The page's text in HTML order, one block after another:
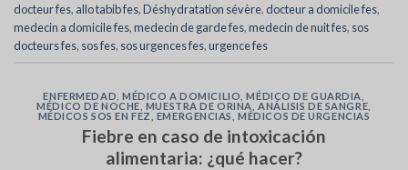
docteur fes, allo tabib fes,Déshydratation sévère, docteur a domicile fes,
medecin a domicile fes,medecin de garde fes,medecin de nuit fes, sos
docteurs fes, sos fes, sos urgences fes,urgence fes
ENFERMEDAD ,MÉDICO A DOMICILIO ,MÉDICO DE GUARDIA
MÉDICO DE NOCHE MUESTRA DE ORINA ANÁLISIS DE SANGRE
MÉDICOS SOS EN FEZ
EMERGENCIAS ,MÉDICOS DE URGENCIAS
Fiebre en caso de intoxicación
alimentaria: ¿qué hacer?